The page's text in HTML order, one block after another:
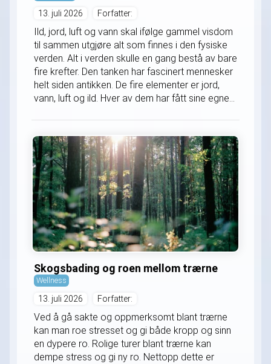
13. juli 2026 Forfatter:
Ild, jord, luft og vann skal ifølge gammel visdom
til sammen utgjøre alt som finnes i den fysiske
verden. Alt i verden skulle en gang bestå av bare
fire krefter. Den tanken har fascinert mennesker
helt siden antikken. De fire elementer er jord,
vann, luft og ild. Hver av dem har fått sine egne...
Skogsbading og roen mellom trærne
Wellness
13. juli 2026 Forfatter:
Ved å gå sakte og oppmerksomt blant trærne
kan man roe stresset og gi både kropp og sinn
en dypere ro. Rolige turer blant trærne kan
dempe stress og gi ny ro. Nettopp dette er